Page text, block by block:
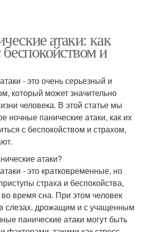
атаки: как
беспокойством и
- это очень серьезный и
который может значительно
человека. В этой статье мы
ночные панические атаки, как их
с беспокойством и страхом,
атаки?
- это кратковременные, но
страха и беспокойства,
время сна. При этом человек
слезах, дрожащим и с учащенным
панические атаки могут быть